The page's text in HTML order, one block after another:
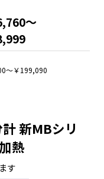
新MBシリ
熱
す
～
～￥199,090